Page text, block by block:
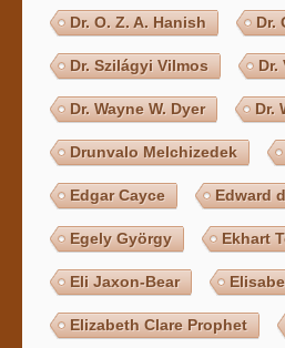
Dr. O. Z. A. Hanish Dr.
Dr. Szilágyi Vilmos Dr.
Dr. Wayne W. Dyer Dr.
Drunvalo Melchizedek
Edgar Cayce Edward
Egely György Ekhart
Eli Jaxon-Bear
Elizabeth Clare Prophet